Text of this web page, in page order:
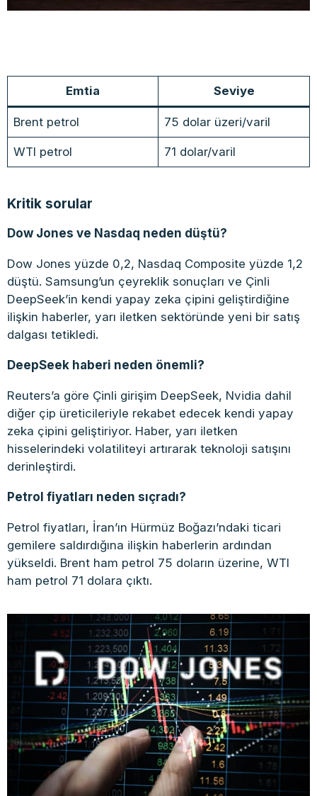
Emtia Seviye
Brent petrol 75 dolar üzeri/varil
WTI petrol 71 dolar/varil
Kritik sorular
Dow Jones ve Nasdaq neden düştü?
Dow Jones yüzde 0,2, Nasdaq Composite yüzde 1,2
düştü. Samsung’un çeyreklik sonuçları ve Çinli
DeepSeek’in kendi yapay zeka çipini geliştirdiğine
ilişkin haberler, yarı iletken sektöründe yeni bir satış
dalgası tetikledi.
DeepSeek haberi neden önemli?
Reuters’a göre Çinli girişim DeepSeek, Nvidia dahil
diğer çip üreticileriyle rekabet edecek kendi yapay
zeka çipini geliştiriyor. Haber, yarı iletken
hisselerindeki volatiliteyi artırarak teknoloji satışını
derinleştirdi.
Petrol fiyatları neden sıçradı?
Petrol fiyatları, İran’ın Hürmüz Boğazı’ndaki ticari
gemilere saldırdığına ilişkin haberlerin ardından
yükseldi. Brent ham petrol 75 doların üzerine, WTI
ham petrol 71 dolara çıktı.